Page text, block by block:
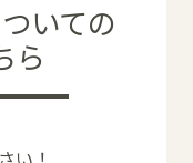
いての
ら